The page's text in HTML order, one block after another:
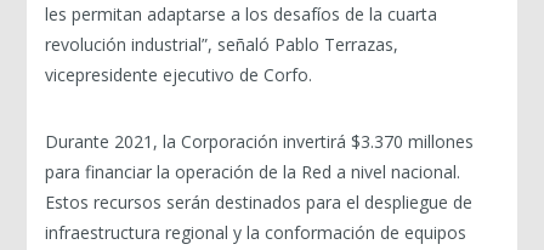
les permitan adaptarse a los desafíos de la cuarta
revolución industrial”, señaló Pablo Terrazas,
vicepresidente ejecutivo de Corfo.
Durante 2021, la Corporación invertirá $3.370 millones
para financiar la operación de la Red a nivel nacional.
Estos recursos serán destinados para el despliegue de
infraestructura regional y la conformación de equipos